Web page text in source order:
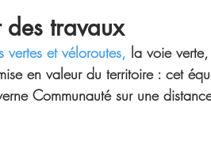
des travaux
et véloroutes, la voie
en valeur du territoire : cet
Communauté sur une